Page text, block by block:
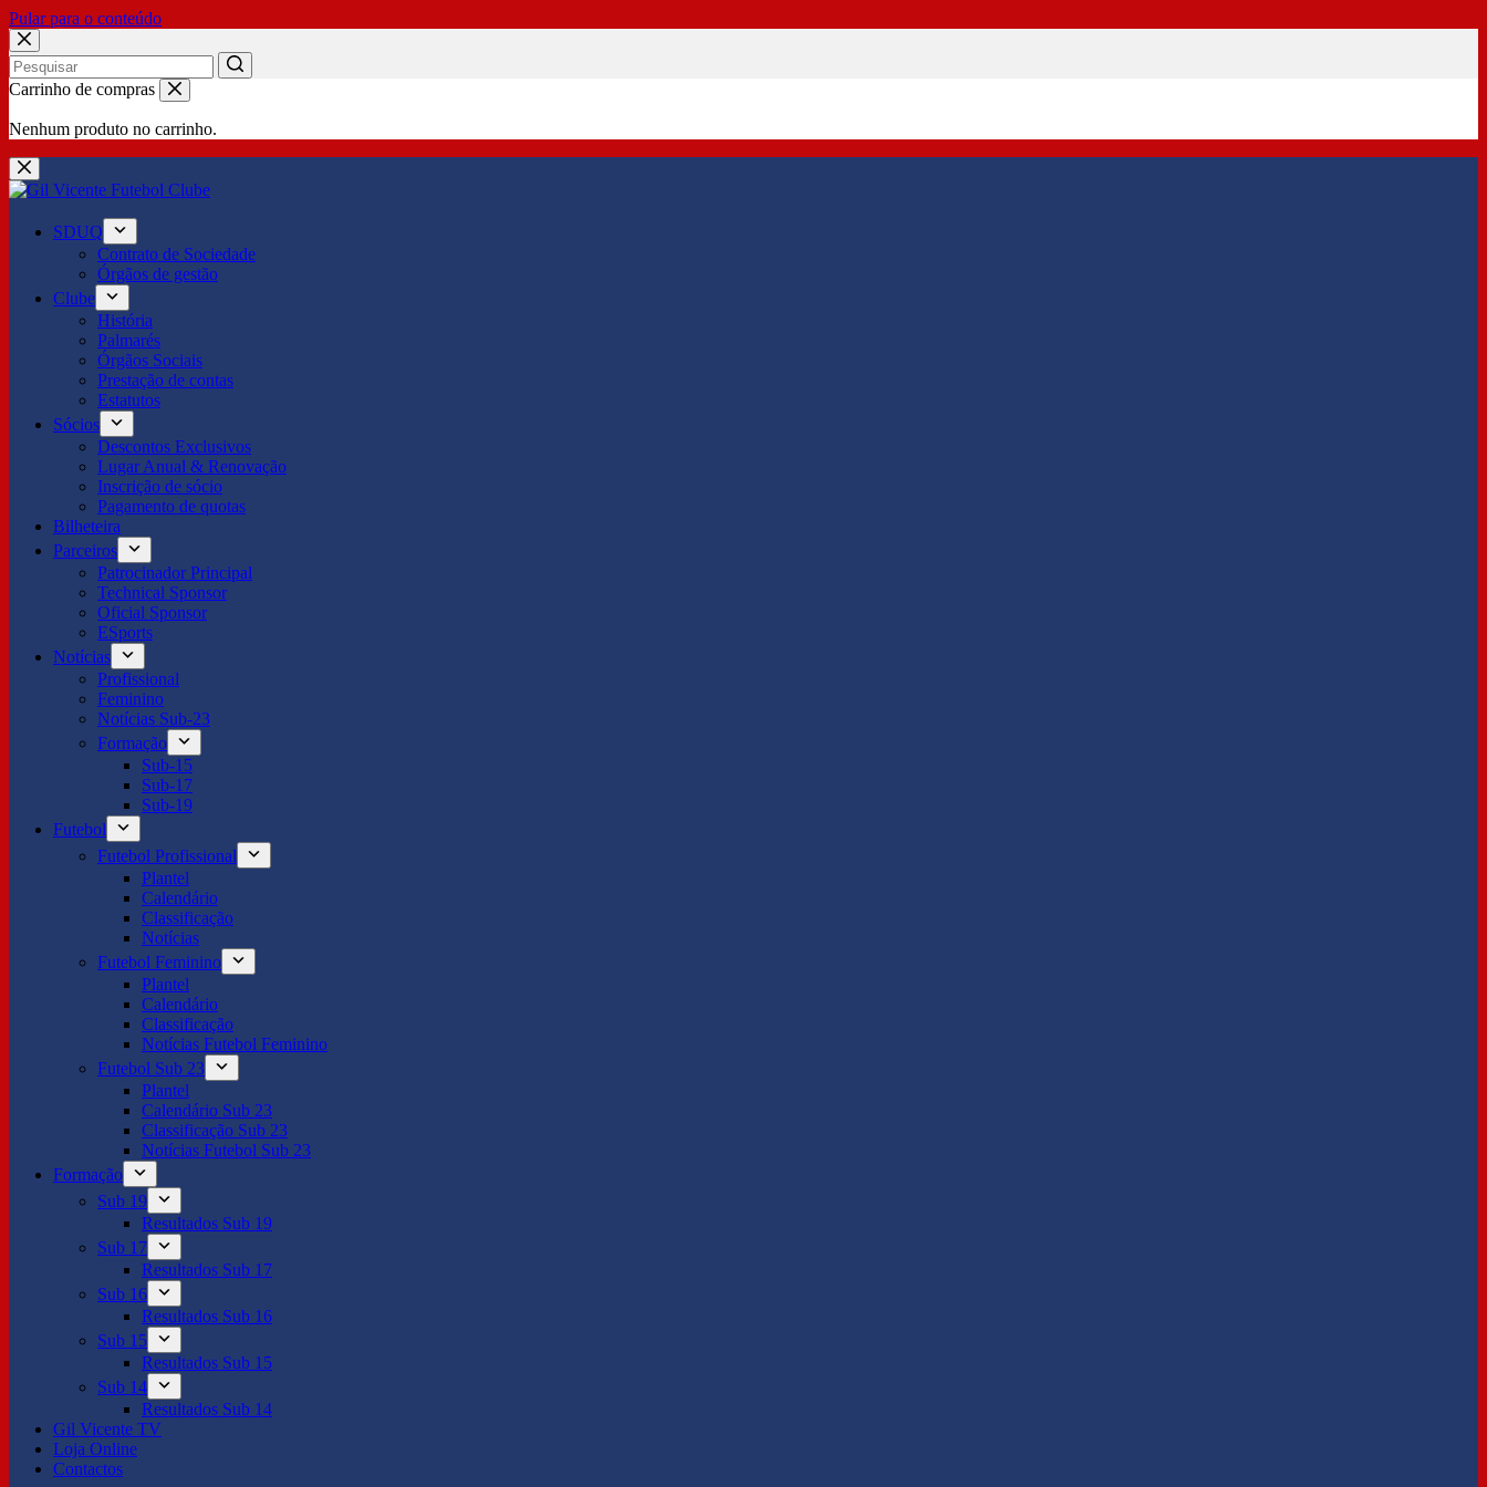
Pular para o conteúdo
No
Carrinho de compras
Nenhum produto no carrinho.
SDUQ
Contrato de Sociedade
Órgãos de gestão
Clube
História
Palmarés
Órgãos Sociais
Prestação de contas
Estatutos
Sócios
Descontos Exclusivos
Lugar Anual & Renovação
Inscrição de sócio
Pagamento de quotas
Bilheteira
Parceiros
Patrocinador Principal
Technical Sponsor
Oficial Sponsor
ESports
Notícias
Profissional
Feminino
Notícias Sub-23
Formação
Sub-15
Sub-17
Sub-19
Futebol
Futebol Profissional
Plantel
Calendário
Classificação
Notícias
Futebol Feminino
Plantel
Calendário
Classificação
Notícias Futebol Feminino
Futebol Sub 23
Plantel
Calendário Sub 23
Classificação Sub 23
Notícias Futebol Sub 23
Formação
Sub 19
Resultados Sub 19
Sub 17
Resultados Sub 17
Sub 16
Resultados Sub 16
Sub 15
Resultados Sub 15
Sub 14
Resultados Sub 14
Gil Vicente TV
Loja Online
Contactos